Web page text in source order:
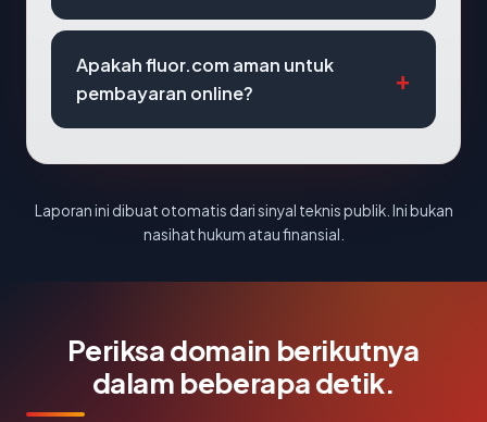
Apakah fluor.com aman untuk
pembayaran online?
Laporan ini dibuat otomatis dari sinyal teknis publik. Ini bukan
nasihat hukum atau finansial.
Periksa domain berikutnya
dalam beberapa detik.